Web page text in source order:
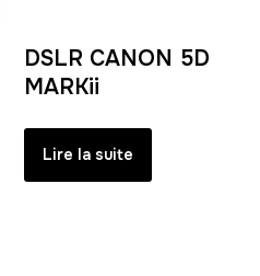
DSLR CANON 5D
MARKii
Lire la suite